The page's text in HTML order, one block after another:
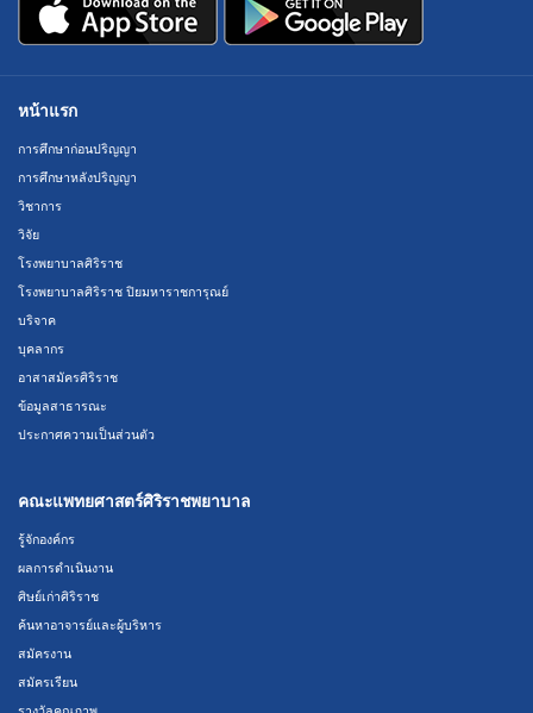
หน้าแรก
การศึกษาก่อนปริญญา
การศึกษาหลังปริญญา
วิชาการ
วิจัย
โรงพยาบาลศิริราช
โรงพยาบาลศิริราช ปิยมหาราชการุณย์
บริจาค
บุคลากร
อาสาสมัครศิริราช
ข้อมูลสาธารณะ
ประกาศความเป็นส่วนตัว
คณะแพทยศาสตร์ศิริราชพยาบาล
รู้จักองค์กร
ผลการดำเนินงาน
ศิษย์เก่าศิริราช
ค้นหาอาจารย์และผู้บริหาร
สมัครงาน
สมัครเรียน